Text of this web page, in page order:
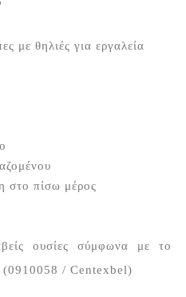
με θηλιές για εργαλεία
στο πίσω μέρος
ουσίες σύμφωνα με το
(0910058 / Centexbel)